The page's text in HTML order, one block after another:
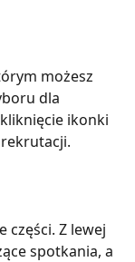
możesz
dla
ikonki
części. Z lewej
spotkania, a